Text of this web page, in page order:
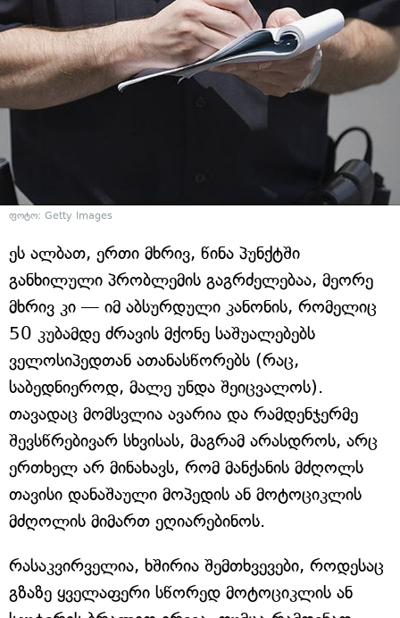
ფოტო: Getty Images
ეს ალბათ, ერთი მხრივ, წინა პუნქტში
განხილული პრობლემის გაგრძელებაა, მეორე
მხრივ კი — იმ აბსურდული კანონის, რომელიც
50 კუბამდე ძრავის მქონე საშუალებებს
ველოსიპედთან ათანასწორებს (რაც,
საბედნიეროდ, მალე უნდა შეიცვალოს).
თავადაც მომსვლია ავარია და რამდენჯერმე
შევსწრებივარ სხვისას, მაგრამ არასდროს, არც
ერთხელ არ მინახავს, რომ მანქანის მძღოლს
თავისი დანაშაული მოპედის ან მოტოციკლის
მძღოლის მიმართ ეღიარებინოს.
რასაკვირველია, ხშირია შემთხვევები, როდესაც
გზაზე ყველაფერი სწორედ მოტოციკლის ან